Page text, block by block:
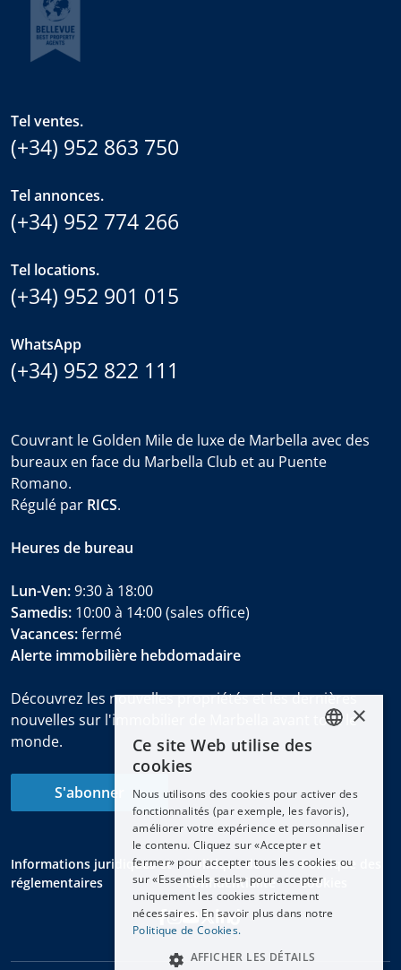
Tel ventes.
(+34) 952 863 750
Tel annonces.
(+34) 952 774 266
Tel locations.
(+34) 952 901 015
WhatsApp
(+34) 952 822 111
Couvrant le Golden Mile de luxe de Marbella avec des
bureaux en face du Marbella Club et au Puente
Romano.
Régulé par RICS.
Heures de bureau
Lun-Ven:9:30 à 18:00
Samedis: 10:00 à 14:00 (sales office)
Vacances:fermé
Alerte immobilière hebdomadaire
Découvrez les nouvelles propriétés et les dernières
nouvelles sur l'immobilier de Marbella avant tout le
monde.
S'abonner
Informations juridiques et
réglementaires
Politique de
confidentialité
Politique des
cookies
ENGLISH
DEUTSCH
FRANÇAIS
NEDERLANDS
×
Ce site Web utilise des
cookies
Nous utilisons des cookies pour activer des
fonctionnalités (par exemple, les favoris),
améliorer votre expérience et personnaliser
le contenu. Cliquez sur «Accepter et
fermer» pour accepter tous les cookies ou
sur «Essentiels seuls» pour accepter
uniquement les cookies strictement
nécessaires. En savoir plus dans notre
Politique de Cookies.
AFFICHER LES DÉTAILS